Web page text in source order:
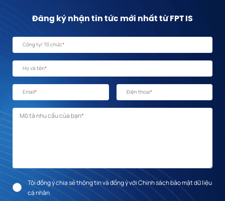
Đăng ký nhận tin tức mới nhất từ FPT IS
Công ty/ Tổ chức*
Họ và tên*
Email* Điện thoại*
Mô tả nhu cầu *
Tôi đồng ý chia sẻ thông tin và đồng ý với Chính sách bảo mật dữ liệu
cá nhân